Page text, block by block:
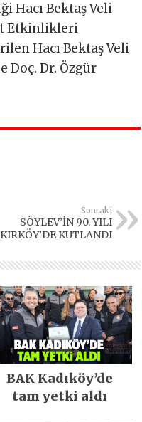
Hacı Bektaş Veli
Etkinlikleri
Hacı Bektaş Veli
Doç. Dr. Özgür
Sonraki
SÖYLEV’İN 90. YILI
KUTLANDI
BAK Kadıköy’de
tam yetki aldı